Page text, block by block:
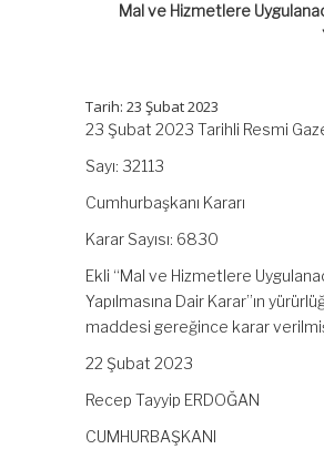
Mal ve Hizmetlere
Tarih: 23 Şubat 2023
23 Şubat 2023 Tarihli Resmi
Sayı: 32113
Cumhurbaşkanı Kararı
Karar Sayısı: 6830
Ekli “Mal ve Hizmetlere
Yapılmasına Dair Karar”ın
maddesi gereğince karar
22 Şubat 2023
Recep Tayyip ERDOĞAN
CUMHURBAŞKANI